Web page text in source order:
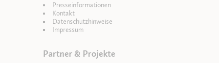
Presseinformationen
Kontakt
Datenschutzhinweise
Impressum
Partner & Projekte